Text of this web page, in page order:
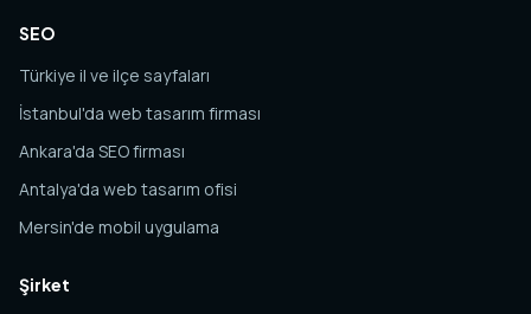
SEO
Türkiye il ve ilçe sayfaları
İstanbul'da web tasarım firması
Ankara'da SEO firması
Antalya'da web tasarım ofisi
Mersin'de mobil uygulama
Şirket